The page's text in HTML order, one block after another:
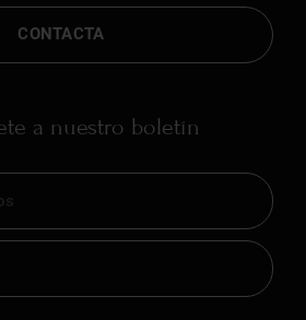
CONTACTA
a nuestro boletín